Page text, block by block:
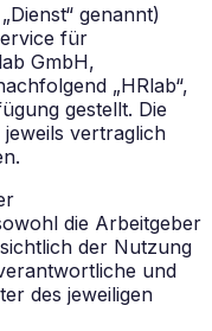
genannt)
für
GmbH,
„HRlab“,
gestellt. Die
vertraglich
die Arbeitgeber
der Nutzung
und
des jeweiligen